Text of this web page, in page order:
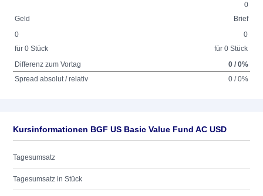
0
Geld
Brief
0
für 0 Stück
0
für 0 Stück
Differenz zum Vortag
0 / 0%
Spread absolut / relativ
0 / 0%
Kursinformationen BGF US Basic Value Fund AC USD
Tagesumsatz
Tagesumsatz in Stück